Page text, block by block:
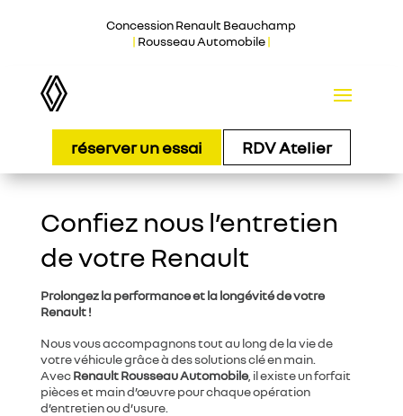
Concession Renault Beauchamp
| Rousseau Automobile|
réserver un essai RDV Atelier
Confiez nous l’entretien
de votre Renault
Prolongez la performance et la longévité de votre
Renault !
Nous vous accompagnons tout au long de la vie de
votre véhicule grâce à des solutions clé en main.
AvecRenault Rousseau Automobile, il existe un forfait
pièces et main d’œuvre pour chaque opération
d’entretien ou d’usure.